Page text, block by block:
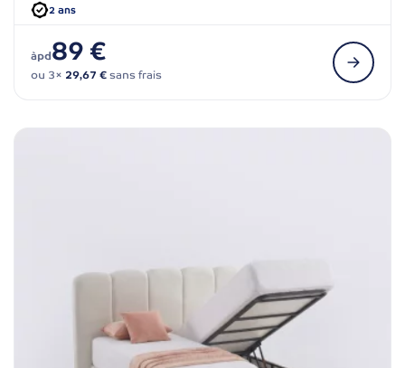
2 ans
àpd89 €
ou 3× 29,67 €sans frais